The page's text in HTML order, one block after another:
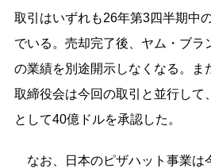
取引はいずれも26年第3四半期中
でいる。売却完了後、ヤム・ブラ
の業績を別途開示しなくなる。ま
取締役会は今回の取引と並行して
として40億ドルを承認した。
なお、日本のピザハット事業は